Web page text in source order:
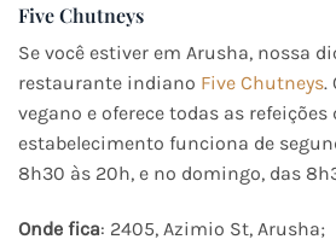
Five Chutneys
Se você estiver em Arusha, nossa
restaurante indiano Five Chutneys.
vegano e oferece todas as refeições
estabelecimento funciona de
8h30 às 20h, e no domingo, das
Onde fica: 2405, Azimio St, Arusha;